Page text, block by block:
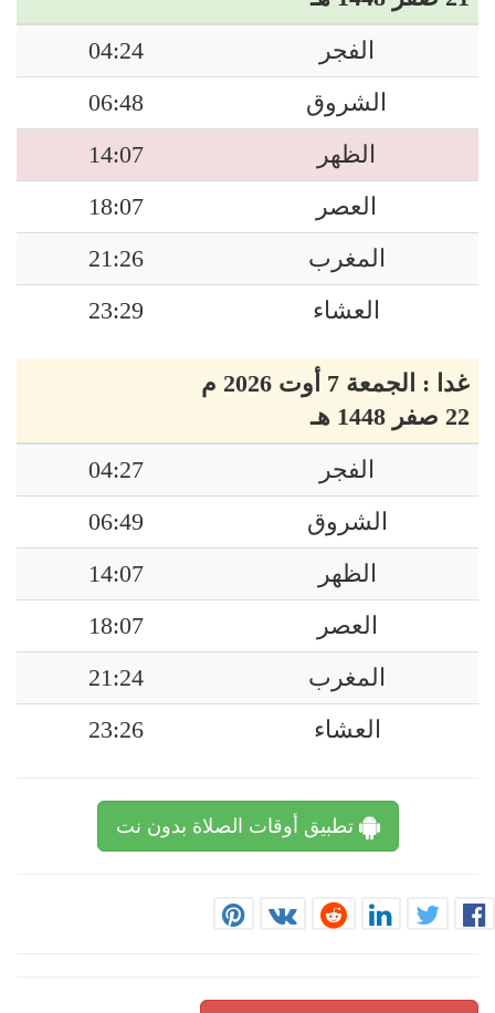
الفجر
04:24
الشروق
06:48
الظهر
14:07
العصر
18:07
المغرب
21:26
العشاء
23:29
غدا : الجمعة 7 أوت 2026 م
22 صفر 1448 هـ
الفجر
04:27
الشروق
06:49
الظهر
14:07
العصر
18:07
المغرب
21:24
العشاء
23:26
تطبيق أوقات الصلاة بدون نت